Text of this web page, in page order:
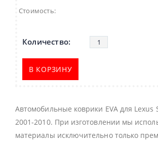
Стоимость:
В КОРЗИНУ
Автомобильные коврики EVA для Lexus
2001-2010. При изготовлении мы
материалы исключительно только